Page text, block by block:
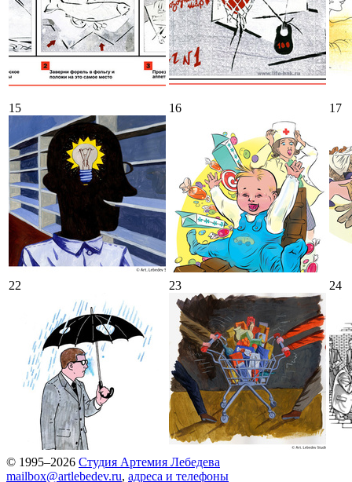
15 16 17
22 23 24
© 1995–2026 Студия Артемия Лебедева
mailbox@artlebedev.ru, адреса и телефоны